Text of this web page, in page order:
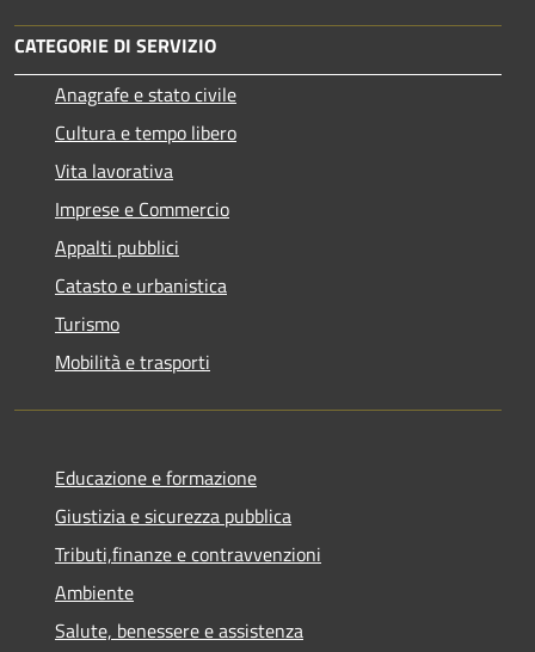
CATEGORIE DI SERVIZIO
Anagrafe e stato civile
Cultura e tempo libero
Vita lavorativa
Imprese e Commercio
Appalti pubblici
Catasto e urbanistica
Turismo
Mobilità e trasporti
Educazione e formazione
Giustizia e sicurezza pubblica
Tributi,finanze e contravvenzioni
Ambiente
Salute, benessere e assistenza